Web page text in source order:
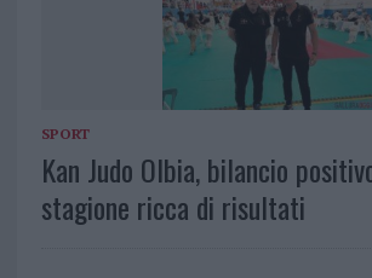
SPORT
Kan Judo Olbia, bilancio
stagione ricca di risultati